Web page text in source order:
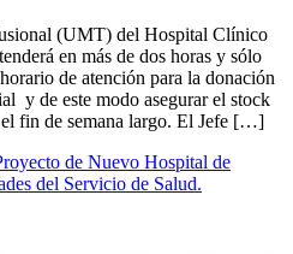
(UMT) del Hospital Clínico
en más de dos horas y sólo
de atención para la donación
y de este modo asegurar el stock
fin de semana largo. El Jefe […]